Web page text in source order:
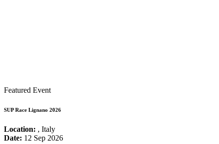
Featured Event
SUP Race Lignano 2026
Location: , Italy
Date: 12 Sep 2026